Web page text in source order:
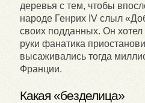
деревья с тем, чтобы
народе Генрих IV слыл
своих подданных. Он хотел
руки фанатика
высаживались тогда
Франции.
Какая «безделица»